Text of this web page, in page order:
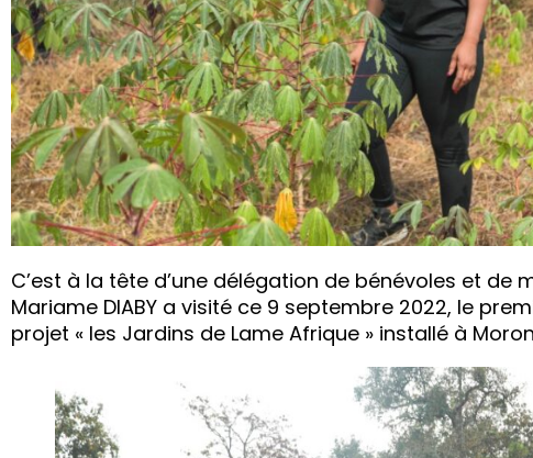
C’est à la tête d’une délégation de bénévoles et de
Mariame DIABY a visité ce 9 septembre 2022, le
projet « les Jardins de Lame Afrique » installé à